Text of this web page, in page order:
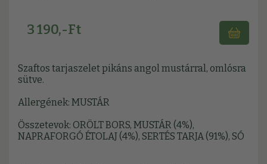
3 190,-Ft
Szaftos tarjaszelet pikáns angol mustárral, omlósra
sütve.
Allergének: MUSTÁR
Összetevok: ORÖLT BORS, MUSTÁR (4%),
NAPRAFORGÓ ÉTOLAJ (4%), SERTÉS TARJA (91%), SÓ